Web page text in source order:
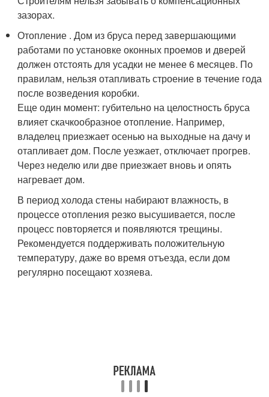
зазорах.
Отопление . Дом из бруса перед завершающими
работами по установке оконных проемов и дверей
должен отстоять для усадки не менее 6 месяцев. По
правилам, нельзя отапливать строение в течение года
после возведения коробки.
Еще один момент: губительно на целостность бруса
влияет скачкообразное отопление. Например,
владелец приезжает осенью на выходные на дачу и
отапливает дом. После уезжает, отключает прогрев.
Через неделю или две приезжает вновь и опять
нагревает дом.
В период холода стены набирают влажность, в
процессе отопления резко высушивается, после
процесс повторяется и появляются трещины.
Рекомендуется поддерживать положительную
температуру, даже во время отъезда, если дом
регулярно посещают хозяева.